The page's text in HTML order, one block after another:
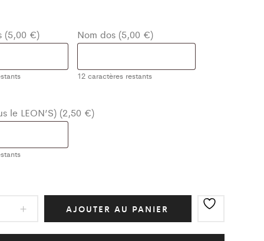
(5,00 €) Nom dos (5,00 €)
12caractères restants
le LEON’S) (2,50 €)
AJOUTER AU PANIER